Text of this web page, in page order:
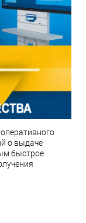
о выдаче
быстрое